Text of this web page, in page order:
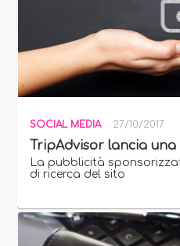
SOCIAL MEDIA 27/10/2017
TripAdvisor lancia
La pubblicità
di ricerca del sito